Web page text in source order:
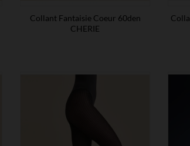
Collant Fantaisie Coeur 60den
CHERIE